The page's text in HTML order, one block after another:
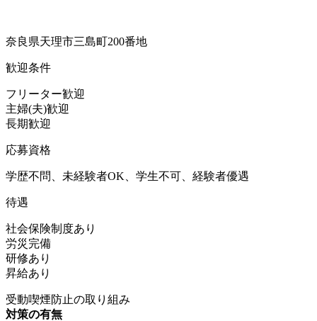
奈良県天理市三島町200番地
歓迎条件
フリーター歓迎
主婦(夫)歓迎
長期歓迎
応募資格
学歴不問、未経験者OK、学生不可、経験者優遇
待遇
社会保険制度あり
労災完備
研修あり
昇給あり
受動喫煙防止の取り組み
対策の有無